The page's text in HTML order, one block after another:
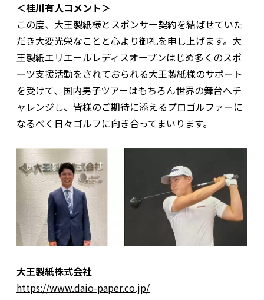
＜桂川有人コメント＞
この度、大王製紙様とスポンサー契約を結ばせていた
だき大変光栄なことと心より御礼を申し上げます。大
王製紙エリエールレディスオープンはじめ多くのスポ
ーツ支援活動をされておられる大王製紙様のサポート
を受けて、国内男子ツアーはもちろん世界の舞台へチ
ャレンジし、皆様のご期待に添えるプロゴルファーに
なるべく日々ゴルフに向き合ってまいります。
大王製紙株式会社
https://www.daio-paper.co.jp/